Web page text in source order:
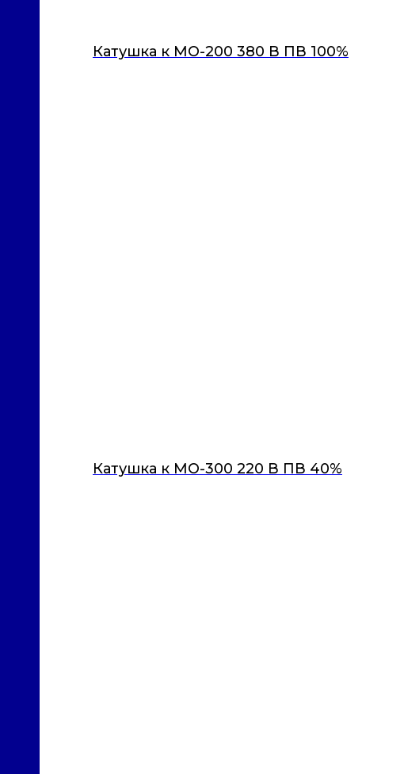
Катушка к МО-200 380 В ПВ 100%
Катушка к МО-300 220 В ПВ 40%